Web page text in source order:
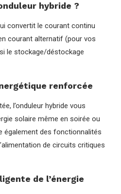
hybride ?
convertit le courant continu
courant alternatif (pour vos
le stockage/déstockage
renforcée
l’onduleur hybride vous
solaire même en soirée ou
également des fonctionnalités
de circuits critiques
de l’énergie